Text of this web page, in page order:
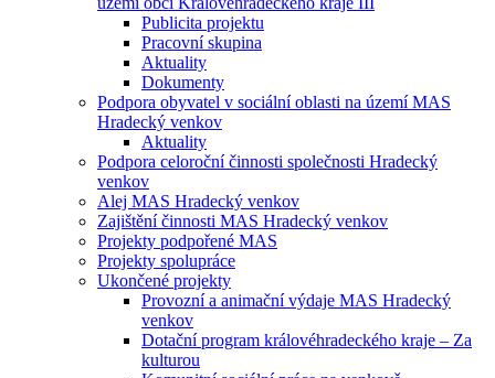
Publicita projektu
Pracovní skupina
Aktuality
Dokumenty
Podpora obyvatel v sociální oblasti na území MAS
Hradecký venkov
Aktuality
Podpora celoroční činnosti společnosti Hradecký
venkov
Alej MAS Hradecký venkov
Zajištění činnosti MAS Hradecký venkov
Projekty podpořené MAS
Projekty spolupráce
Ukončené projekty
Provozní a animační výdaje MAS Hradecký
venkov
Dotační program královéhradeckého kraje – Za
kulturou